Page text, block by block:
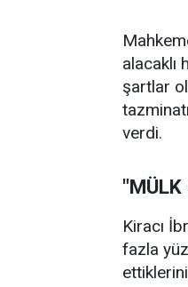
alacaklı
şartlar
verdi.
"MÜLK
Kiracı
fazla